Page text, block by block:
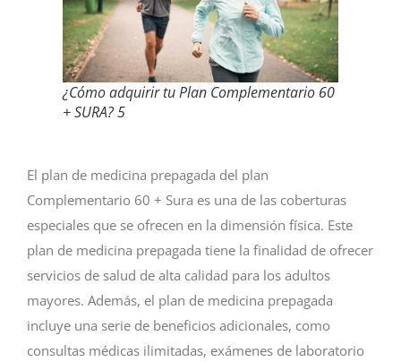
¿Cómo adquirir tu Plan Complementario 60
+ SURA? 5
El plan de medicina prepagada del plan
Complementario 60 + Sura es una de las coberturas
especiales que se ofrecen en la dimensión física. Este
plan de medicina prepagada tiene la finalidad de ofrecer
servicios de salud de alta calidad para los adultos
mayores. Además, el plan de medicina prepagada
incluye una serie de beneficios adicionales, como
consultas médicas ilimitadas, exámenes de laboratorio